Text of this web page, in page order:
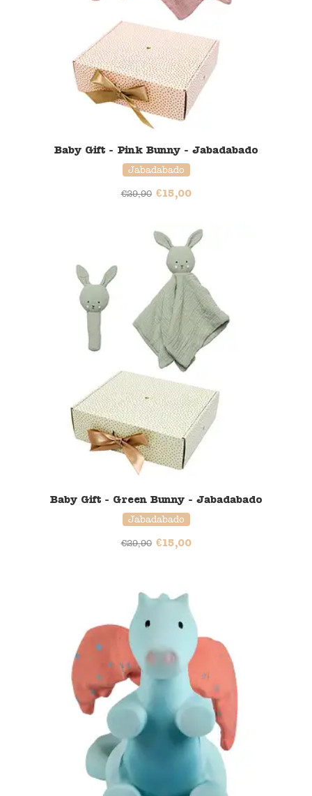
Baby Gift - Pink Bunny - Jabadabado
Jabadabado
€29,90 €15,00
Baby Gift - Green Bunny - Jabadabado
Jabadabado
€29,90 €15,00